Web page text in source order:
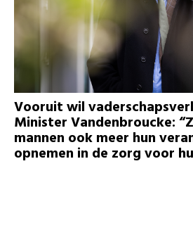
Vooruit wil
Minister Vandenbroucke:
mannen ook meer hun
opnemen in de zorg voor